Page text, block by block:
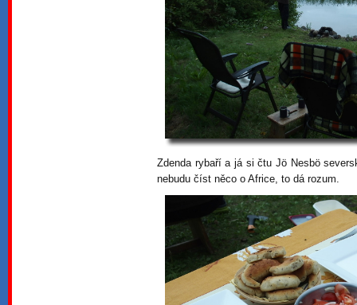
Zdenda rybaří a já si čtu Jö Nesbö
nebudu číst něco o Africe, to dá rozum.